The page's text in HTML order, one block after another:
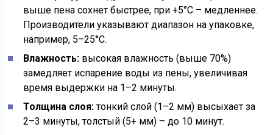
выше пена сохнет быстрее, при +5°C – медленнее.
Производители указывают диапазон на упаковке,
например, 5–25°C.
Влажность: высокая влажность (выше 70%)
замедляет испарение воды из пены, увеличивая
время выдержки на 1–2 минуты.
Толщина слоя:тонкий слой (1–2 мм) высыхает за
2–3 минуты, толстый (5+ мм) – до 10 минут.